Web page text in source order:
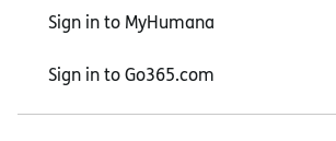
Sign in to MyHumana
Sign in to Go365.com